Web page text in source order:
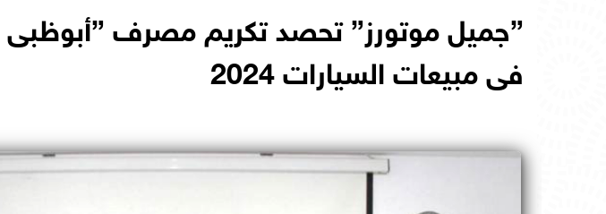
”جميل موتورز” تحصد تكريم مصرف ”أبوظبى
فى مبيعات السيارات 2024